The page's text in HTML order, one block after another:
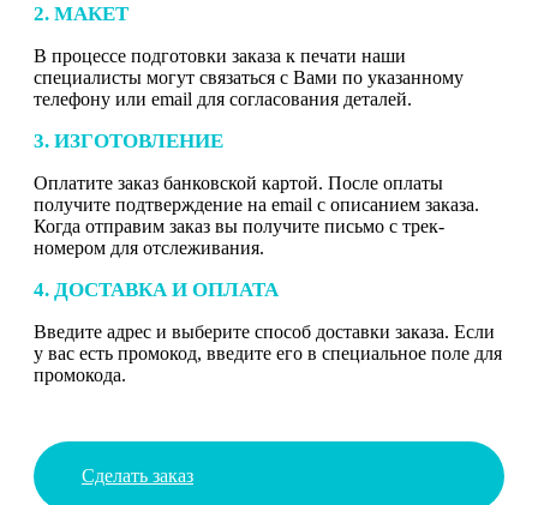
2. МАКЕТ
В процессе подготовки заказа к печати наши
специалисты могут связаться с Вами по указанному
телефону или email для согласования деталей.
3. ИЗГОТОВЛЕНИЕ
Оплатите заказ банковской картой. После оплаты
получите подтверждение на email с описанием заказа.
Когда отправим заказ вы получите письмо с трек-
номером для отслеживания.
4. ДОСТАВКА И ОПЛАТА
Введите адрес и выберите способ доставки заказа. Если
у вас есть промокод, введите его в специальное поле для
промокода.
Сделать заказ